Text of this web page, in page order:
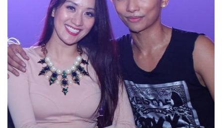
bộ trang phục khiêu vũ. Không chỉ giống từ dáng
người nhỏ nhắn, những nét góc cạnh trên gương
mặt, biểu cảm của Phan Hiển khi đứng trên sân
khấu cũng y hệt như "sư phụ".
Từ sau khi chia tay với Chí Anh, cậu học trò Phan
Hiển luôn là người sát cánh cùng Khánh Thi trên
sàn tập và trong các lần thi đấu ở nước ngoài. Dù
còn rất trẻ, nhưng Phan Hiển đã là kiện tướng cấp
quốc tế, 4 lần vô địch quốc gia, vô địch châu Á nội